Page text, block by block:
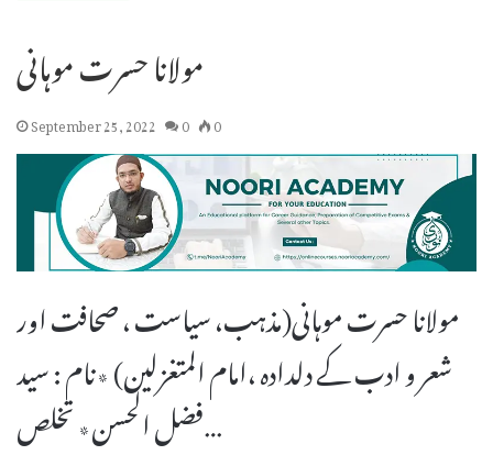
مولانا حسرت موہانی
September 25, 2022 0 0
مولانا حسرت موہانی(مذہب، سیاست ، صحافت اور
شعر و ادب کے دلدادہ ،امام المتغزلین) ٭نام : سید
فضل الحسن٭ تخلص…